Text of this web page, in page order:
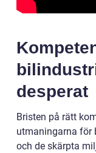
desperat
Bristen på rätt
utmaningarna för
och de skärpta